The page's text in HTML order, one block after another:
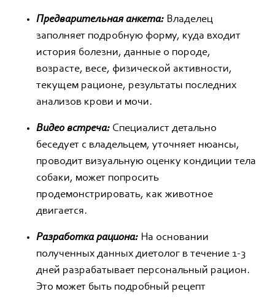
Предварительная анкета: Владелец
заполняет подробную форму, куда входит
история болезни, данные о породе,
возрасте, весе, физической активности,
текущем рационе, результаты последних
анализов крови и мочи.
Видео встреча: Специалист детально
беседует с владельцем, уточняет нюансы,
проводит визуальную оценку кондиции тела
собаки, может попросить
продемонстрировать, как животное
двигается.
Разработка рациона: На основании
полученных данных диетолог в течение 1-3
дней разрабатывает персональный рацион.
Это может быть подробный рецепт